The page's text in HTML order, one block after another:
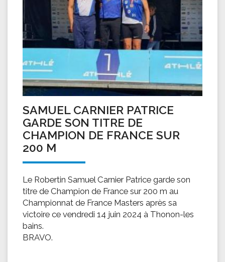
SAMUEL CARNIER PATRICE
GARDE SON TITRE DE
CHAMPION DE FRANCE SUR
200 M
Le Robertin Samuel Carnier Patrice garde son
titre de Champion de France sur 200 m au
Championnat de France Masters après sa
victoire ce vendredi 14 juin 2024 à Thonon-les
bains.
BRAVO.